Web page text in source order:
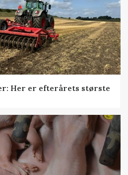
Her er efterårets største